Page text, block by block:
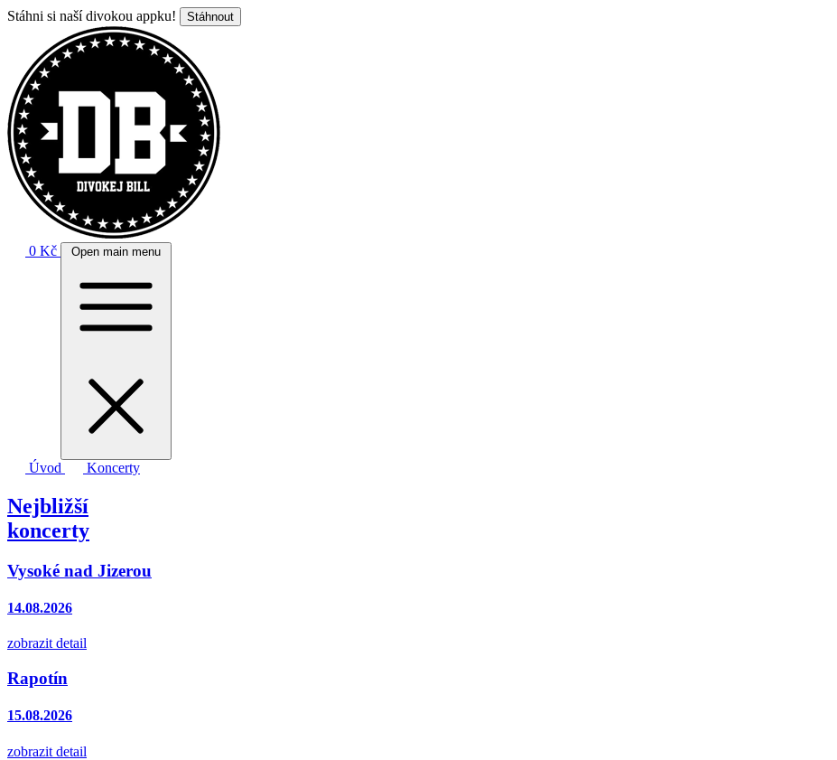
Stáhni si naší divokou appku! Stáhnout
0 Kč Open main menu
Úvod Koncerty
Nejbližší
koncerty
Vysoké nad Jizerou
14.08.2026
zobrazit detail
Rapotín
15.08.2026
zobrazit detail